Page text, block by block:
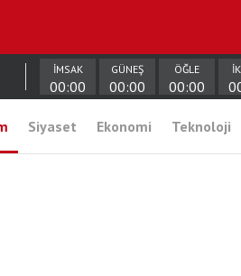
İMSAK
00:00
GÜNEŞ
00:00
ÖĞLE
00:00
Siyaset Ekonomi Teknoloji